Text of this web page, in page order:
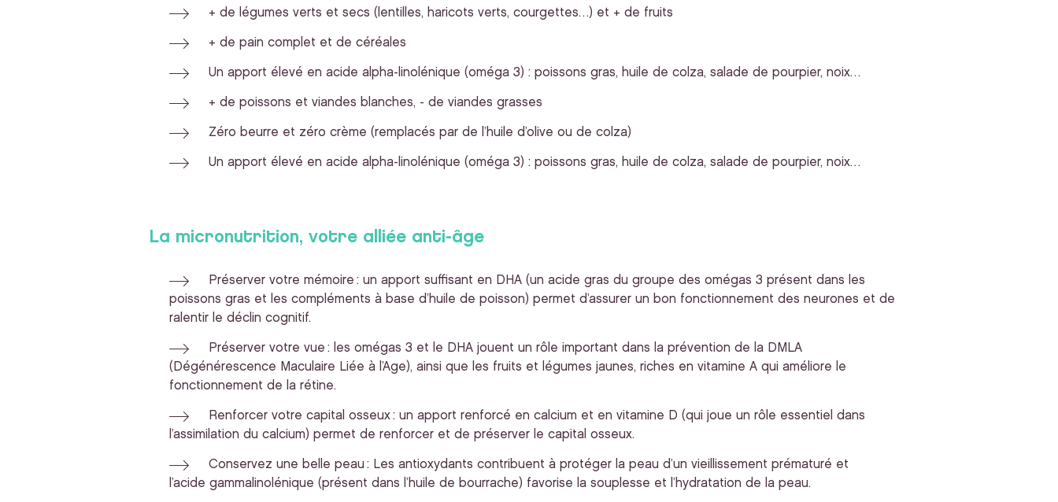
+ de légumes verts et secs (lentilles, haricots verts, courgettes…) et + de fruits
+ de pain complet et de céréales
Un apport élevé en acide alpha-linolénique (oméga 3) : poissons gras, huile de colza, salade de pourpier, noix…
+ de poissons et viandes blanches, - de viandes grasses
Zéro beurre et zéro crème (remplacés par de l’huile d’olive ou de colza)
Un apport élevé en acide alpha-linolénique (oméga 3) : poissons gras, huile de colza, salade de pourpier, noix…
La micronutrition, votre alliée anti-âge
Préserver votre mémoire : un apport suffisant en DHA (un acide gras du groupe des omégas 3 présent dans les
poissons gras et les compléments à base d’huile de poisson) permet d’assurer un bon fonctionnement des neurones et de
ralentir le déclin cognitif.
Préserver votre vue : les omégas 3 et le DHA jouent un rôle important dans la prévention de la DMLA
(Dégénérescence Maculaire Liée à l’Age), ainsi que les fruits et légumes jaunes, riches en vitamine A qui améliore le
fonctionnement de la rétine.
Renforcer votre capital osseux : un apport renforcé en calcium et en vitamine D (qui joue un rôle essentiel dans
l’assimilation du calcium) permet de renforcer et de préserver le capital osseux.
Conservez une belle peau : Les antioxydants contribuent à protéger la peau d’un vieillissement prématuré et
l’acide gammalinolénique (présent dans l’huile de bourrache) favorise la souplesse et l’hydratation de la peau.